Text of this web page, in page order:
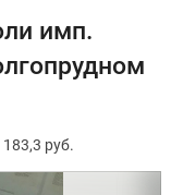
имп.
183,3 руб.